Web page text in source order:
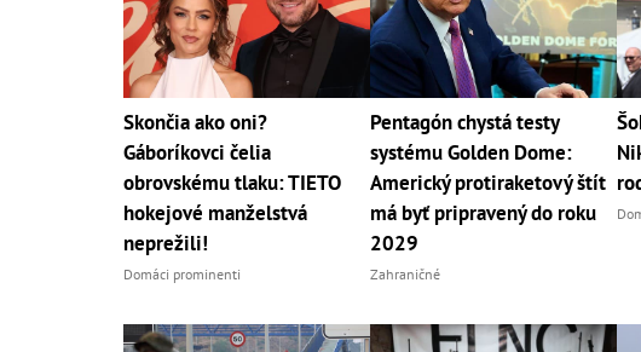
Skončia ako oni?
Gáboríkovci čelia
obrovskému tlaku: TIETO
hokejové manželstvá
neprežili!
Domáci prominenti
Pentagón chystá testy
systému Golden Dome:
Americký protiraketový štít
má byť pripravený do roku
2029
Zahraničné